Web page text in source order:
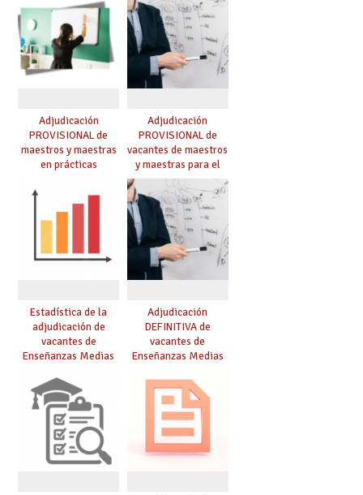
Adjudicación
PROVISIONAL de
maestros y maestras
en prácticas
Adjudicación
PROVISIONAL de
vacantes de maestros
y maestras para el
curso 26-27
Estadística de la
adjudicación de
vacantes de
Enseñanzas Medias
Adjudicación
DEFINITIVA de
vacantes de
Enseñanzas Medias